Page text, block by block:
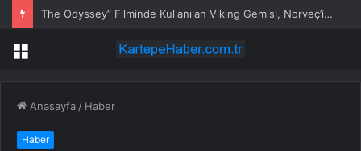
The Odyssey” Filminde Kullanılan Viking Gemisi, Norveç’in Başkenti Oslo’da Ziyarete Açıldı
Menü
Anasayfa / Haber
Haber